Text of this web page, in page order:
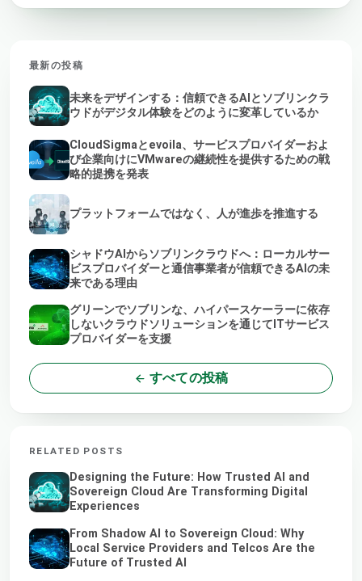
最新の投稿
未来をデザインする：信頼できるAIとソブリンクラ
ウドがデジタル体験をどのように変革しているか
CloudSigmaとevoila、サービスプロバイダーおよ
び企業向けにVMwareの継続性を提供するための戦
略的提携を発表
プラットフォームではなく、人が進歩を推進する
シャドウAIからソブリンクラウドへ：ローカルサー
ビスプロバイダーと通信事業者が信頼できるAIの未
来である理由
グリーンでソブリンな、ハイパースケーラーに依存
しないクラウドソリューションを通じてITサービス
プロバイダーを支援
すべての投稿
RELATED POSTS
Designing the Future: How Trusted AI and
Sovereign Cloud Are Transforming Digital
Experiences
From Shadow AI to Sovereign Cloud: Why
Local Service Providers and Telcos Are the
Future of Trusted AI